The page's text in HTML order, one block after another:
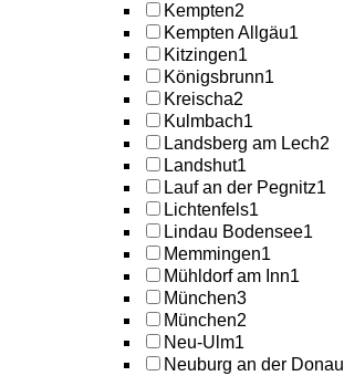
Kempten2
Kempten Allgäu1
Kitzingen1
Königsbrunn1
Kreischa2
Kulmbach1
Landsberg am Lech2
Landshut1
Lauf an der Pegnitz1
Lichtenfels1
Lindau Bodensee1
Memmingen1
Mühldorf am Inn1
München3
München2
Neu-Ulm1
Neuburg an der Donau